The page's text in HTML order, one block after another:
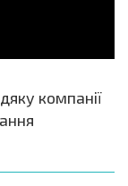
компанії